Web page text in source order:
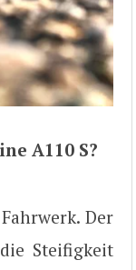
A110 S?
Der
Steifigkeit